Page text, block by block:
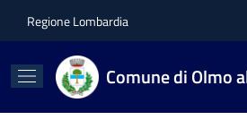
Regione Lombardia
Comune di Olmo